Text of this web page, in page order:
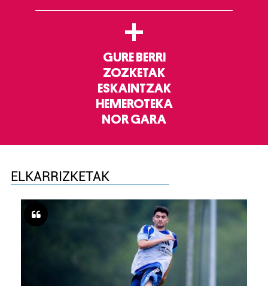
+
GURE BERRI
ZOZKETAK
ESKAINTZAK
HEMEROTEKA
NOR GARA
ELKARRIZKETAK